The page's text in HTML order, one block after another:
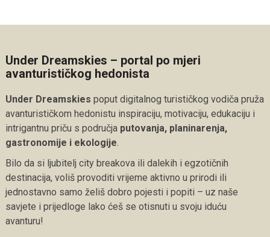
Under Dreamskies – portal po mjeri
avanturističkog hedonista
Under Dreamskies poput digitalnog turističkog vodiča pruža
avanturističkom hedonistu inspiraciju, motivaciju, edukaciju i
intrigantnu priču s područja putovanja, planinarenja,
gastronomije i ekologije.
Bilo da si ljubitelj city breakova ili dalekih i egzotičnih
destinacija, voliš provoditi vrijeme aktivno u prirodi ili
jednostavno samo želiš dobro pojesti i popiti – uz naše
savjete i prijedloge lako ćeš se otisnuti u svoju iduću
avanturu!